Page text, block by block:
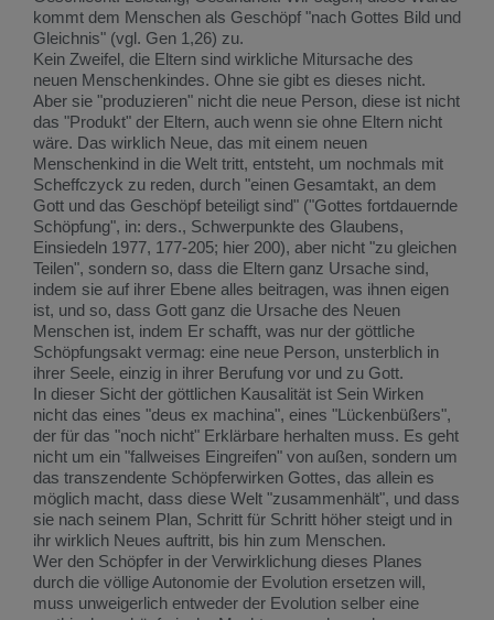
kommt dem Menschen als Geschöpf "nach Gottes Bild und
Gleichnis" (vgl. Gen 1,26) zu.
Kein Zweifel, die Eltern sind wirkliche Mitursache des
neuen Menschenkindes. Ohne sie gibt es dieses nicht.
Aber sie "produzieren" nicht die neue Person, diese ist nicht
das "Produkt" der Eltern, auch wenn sie ohne Eltern nicht
wäre. Das wirklich Neue, das mit einem neuen
Menschenkind in die Welt tritt, entsteht, um nochmals mit
Scheffczyck zu reden, durch "einen Gesamtakt, an dem
Gott und das Geschöpf beteiligt sind" ("Gottes fortdauernde
Schöpfung", in: ders., Schwerpunkte des Glaubens,
Einsiedeln 1977, 177-205; hier 200), aber nicht "zu gleichen
Teilen", sondern so, dass die Eltern ganz Ursache sind,
indem sie auf ihrer Ebene alles beitragen, was ihnen eigen
ist, und so, dass Gott ganz die Ursache des Neuen
Menschen ist, indem Er schafft, was nur der göttliche
Schöpfungsakt vermag: eine neue Person, unsterblich in
ihrer Seele, einzig in ihrer Berufung vor und zu Gott.
In dieser Sicht der göttlichen Kausalität ist Sein Wirken
nicht das eines "deus ex machina", eines "Lückenbüßers",
der für das "noch nicht" Erklärbare herhalten muss. Es geht
nicht um ein "fallweises Eingreifen" von außen, sondern um
das transzendente Schöpferwirken Gottes, das allein es
möglich macht, dass diese Welt "zusammenhält", und dass
sie nach seinem Plan, Schritt für Schritt höher steigt und in
ihr wirklich Neues auftritt, bis hin zum Menschen.
Wer den Schöpfer in der Verwirklichung dieses Planes
durch die völlige Autonomie der Evolution ersetzen will,
muss unweigerlich entweder der Evolution selber eine